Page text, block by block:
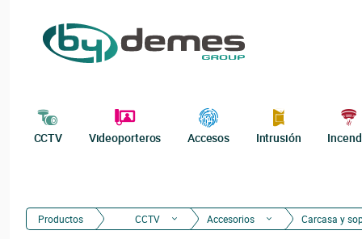
CCTV Videoporteros Accesos Intrusión
Productos CCTV Accesorios Carcasa y